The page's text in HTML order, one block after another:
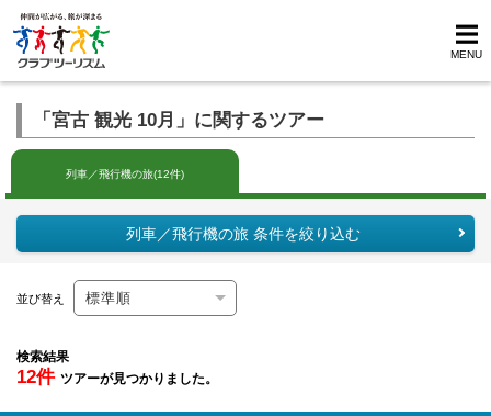
MENU
「宮古 観光 10月」に関するツアー
列車／飛行機の旅(12件)
列車／飛行機の旅 条件を絞り込む
並び替え
検索結果
12件 ツアーが見つかりました。